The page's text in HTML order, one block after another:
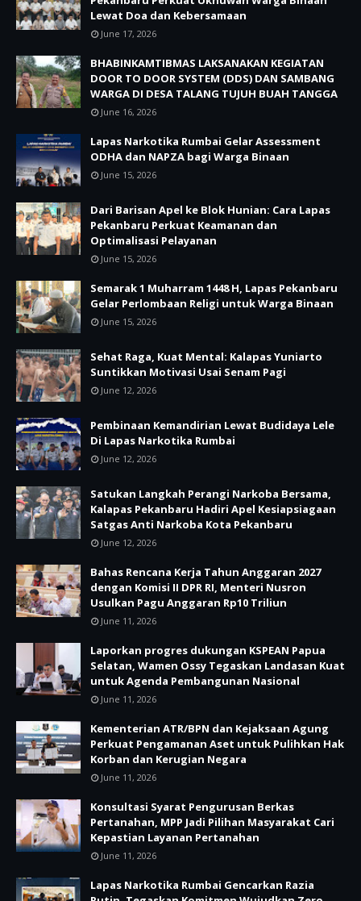
Lewat Doa dan Kebersamaan
June 17, 2026
BHABINKAMTIBMAS LAKSANAKAN KEGIATAN
DOOR TO DOOR SYSTEM (DDS) DAN SAMBANG
WARGA DI DESA TALANG TUJUH BUAH TANGGA
June 16, 2026
Lapas Narkotika Rumbai Gelar Assessment
ODHA dan NAPZA bagi Warga Binaan
June 15, 2026
Dari Barisan Apel ke Blok Hunian: Cara Lapas
Pekanbaru Perkuat Keamanan dan
Optimalisasi Pelayanan
June 15, 2026
Semarak 1 Muharram 1448 H, Lapas Pekanbaru
Gelar Perlombaan Religi untuk Warga Binaan
June 15, 2026
Sehat Raga, Kuat Mental: Kalapas Yuniarto
Suntikkan Motivasi Usai Senam Pagi
June 12, 2026
Pembinaan Kemandirian Lewat Budidaya Lele
Di Lapas Narkotika Rumbai
June 12, 2026
Satukan Langkah Perangi Narkoba Bersama,
Kalapas Pekanbaru Hadiri Apel Kesiapsiagaan
Satgas Anti Narkoba Kota Pekanbaru
June 12, 2026
Bahas Rencana Kerja Tahun Anggaran 2027
dengan Komisi II DPR RI, Menteri Nusron
Usulkan Pagu Anggaran Rp10 Triliun
June 11, 2026
Laporkan progres dukungan KSPEAN Papua
Selatan, Wamen Ossy Tegaskan Landasan Kuat
untuk Agenda Pembangunan Nasional
June 11, 2026
Kementerian ATR/BPN dan Kejaksaan Agung
Perkuat Pengamanan Aset untuk Pulihkan Hak
Korban dan Kerugian Negara
June 11, 2026
Konsultasi Syarat Pengurusan Berkas
Pertanahan, MPP Jadi Pilihan Masyarakat Cari
Kepastian Layanan Pertanahan
June 11, 2026
Lapas Narkotika Rumbai Gencarkan Razia